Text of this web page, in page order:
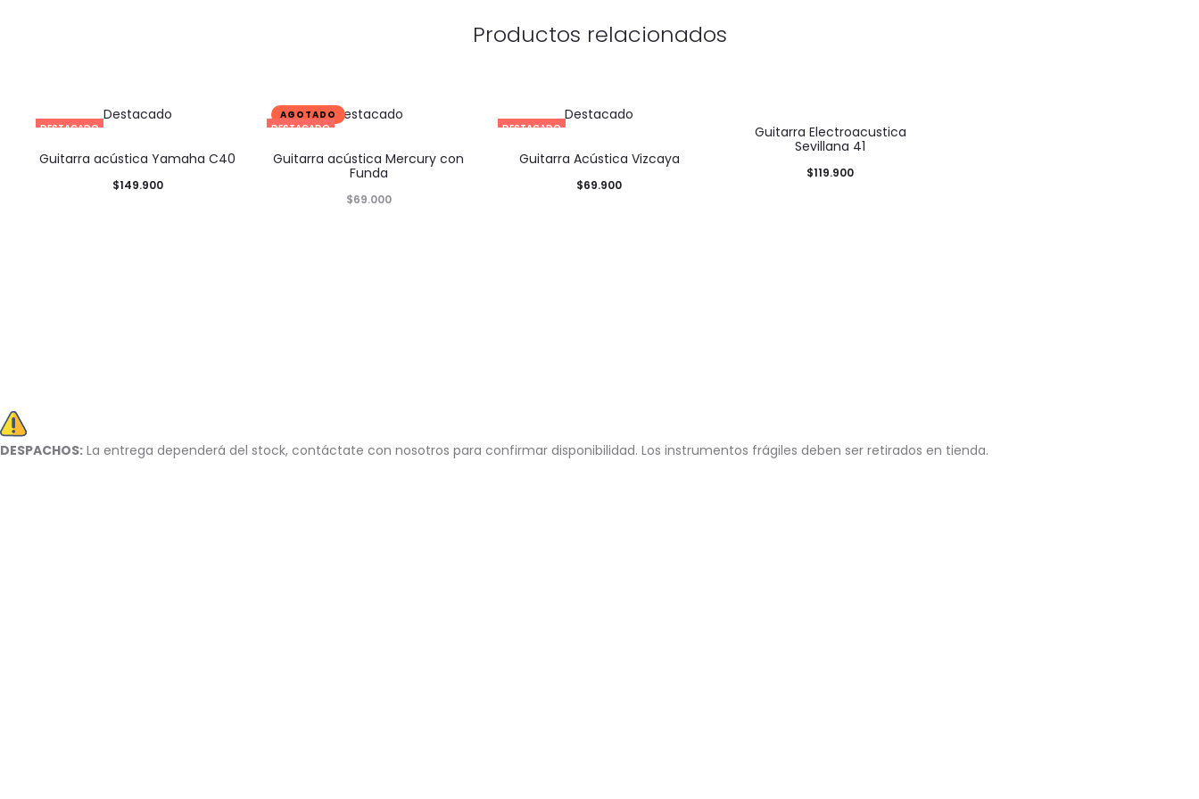
Productos relacionados
DESTACADO
Destacado
Guitarra acústica Yamaha C40
$149.900
DESTACADO
Destacado
Guitarra acústica Mercury con
Funda
$69.000
DESTACADO
Destacado
Guitarra Acústica Vizcaya
$69.900
Guitarra Electroacustica
Sevillana 41
$119.900
DESPACHOS: La entrega dependerá del stock, contáctate con nosotros para confirmar disponibilidad. Los instrumentos frágiles deben ser retirados en tienda.